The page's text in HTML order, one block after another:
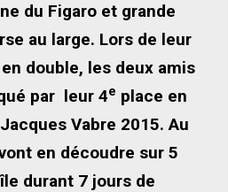
du Figaro et grande
au large. Lors de leur
double, les deux amis
par leur 4e place en
Vabre 2015. Au
en découdre sur 5
durant 7 jours de